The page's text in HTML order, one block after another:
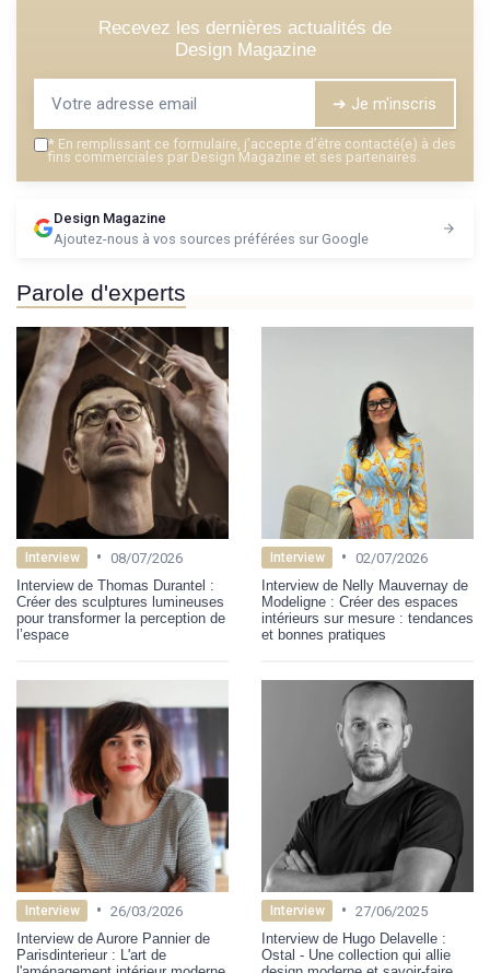
Recevez les dernières actualités de
Design Magazine
➔ Je m'inscris
* En remplissant ce formulaire, j’accepte d’être contacté(e) à des
fins commerciales par Design Magazine et ses partenaires.
Design Magazine
Ajoutez-nous à vos sources préférées sur Google
Parole d'experts
Interview • 08/07/2026
Interview de Thomas Durantel :
Créer des sculptures lumineuses
pour transformer la perception de
l’espace
Interview • 02/07/2026
Interview de Nelly Mauvernay de
Modeligne : Créer des espaces
intérieurs sur mesure : tendances
et bonnes pratiques
Interview • 26/03/2026
Interview de Aurore Pannier de
Parisdinterieur : L'art de
Interview • 27/06/2025
Interview de Hugo Delavelle :
Ostal - Une collection qui allie